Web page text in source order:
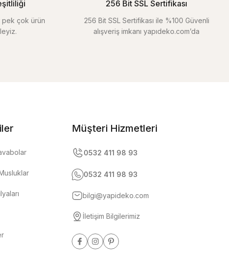
pek çok ürün
256 Bit SSL Sertifikası
256 Bit SSL Sertifikası ile %100 Güvenli
alışveriş imkanı yapıdeko.com’da
Müşteri Hizmetleri
0532 411 98 93
0532 411 98 93
bilgi@yapideko.com
İletişim Bilgilerimiz